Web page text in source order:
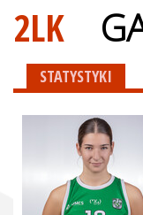
2LK
STATYSTYKI